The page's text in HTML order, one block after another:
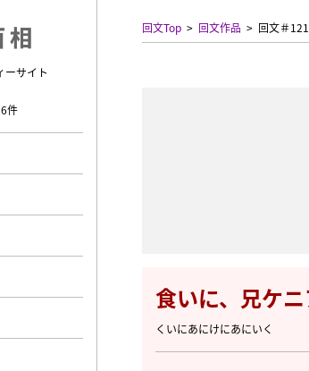
ーサイト
件
回文Top 回文作品 回文＃
食いに、兄ケニ
くいにあにけにあにいく